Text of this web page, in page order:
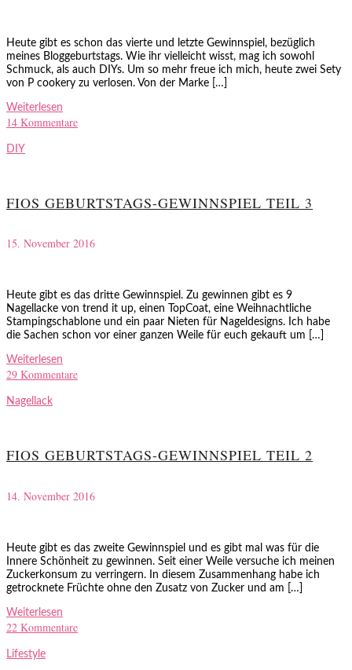
Heute gibt es schon das vierte und letzte Gewinnspiel, bezüglich
meines Bloggeburtstags. Wie ihr vielleicht wisst, mag ich sowohl
Schmuck, als auch DIYs. Um so mehr freue ich mich, heute zwei Sety
von P cookery zu verlosen. Von der Marke […]
Weiterlesen
14 Kommentare
DIY
FIOS GEBURTSTAGS-GEWINNSPIEL TEIL 3
15. November 2016
Heute gibt es das dritte Gewinnspiel. Zu gewinnen gibt es 9
Nagellacke von trend it up, einen TopCoat, eine Weihnachtliche
Stampingschablone und ein paar Nieten für Nageldesigns. Ich habe
die Sachen schon vor einer ganzen Weile für euch gekauft um […]
Weiterlesen
29 Kommentare
Nagellack
FIOS GEBURTSTAGS-GEWINNSPIEL TEIL 2
14. November 2016
Heute gibt es das zweite Gewinnspiel und es gibt mal was für die
Innere Schönheit zu gewinnen. Seit einer Weile versuche ich meinen
Zuckerkonsum zu verringern. In diesem Zusammenhang habe ich
getrocknete Früchte ohne den Zusatz von Zucker und am […]
Weiterlesen
22 Kommentare
Lifestyle